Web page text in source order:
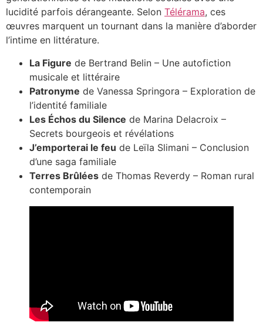
lucidité parfois dérangeante. Selon Télérama, ces
œuvres marquent un tournant dans la manière d’aborder
l’intime en littérature.
La Figure de Bertrand Belin – Une autofiction
musicale et littéraire
Patronyme de Vanessa Springora – Exploration de
l’identité familiale
Les Échos du Silence de Marina Delacroix –
Secrets bourgeois et révélations
J’emporterai le feu de Leïla Slimani – Conclusion
d’une saga familiale
Terres Brûlées de Thomas Reverdy – Roman rural
contemporain